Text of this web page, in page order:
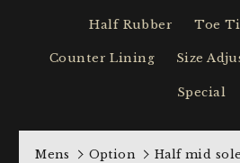
Half Rubber Toe
Counter Lining Size
Special
Mens Option Half mid